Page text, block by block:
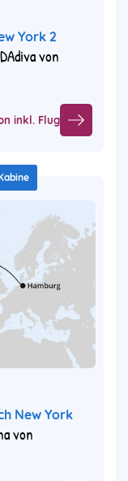
York 2
von
inkl. Flug
New York
von